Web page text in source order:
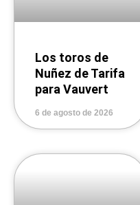
Los toros de
Nuñez de Tarifa
para Vauvert
6 de agosto de 2026